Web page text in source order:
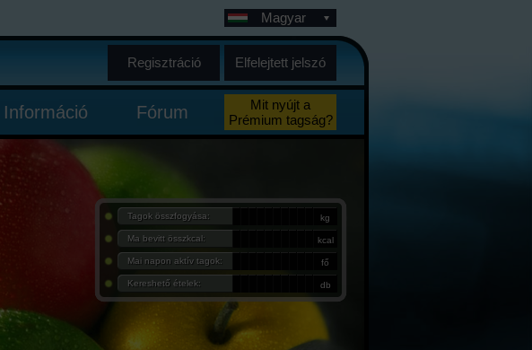
Magyar
Regisztráció Elfelejtett jelszó
Információ Fórum
Mit nyújt a
Prémium tagság?
Tagok összfogyása: kg
Ma bevitt összkcal: kcal
Mai napon aktív tagok: fő
Kereshető ételek: db